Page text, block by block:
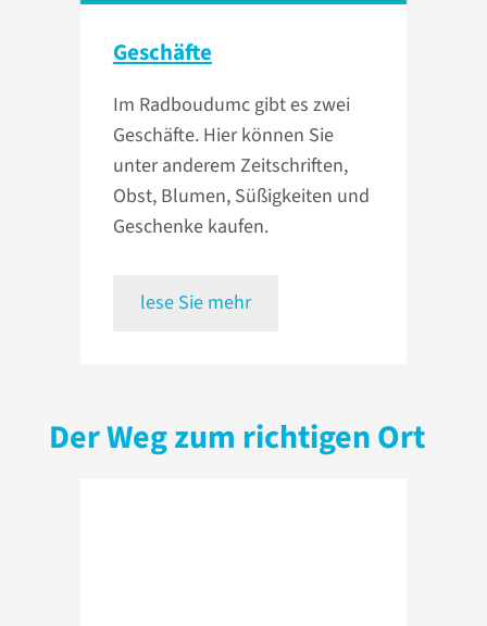
Geschäfte
Im Radboudumc gibt es zwei
Geschäfte. Hier können Sie
unter anderem Zeitschriften,
Obst, Blumen, Süßigkeiten und
Geschenke kaufen.
lese Sie mehr
Der Weg zum richtigen Ort